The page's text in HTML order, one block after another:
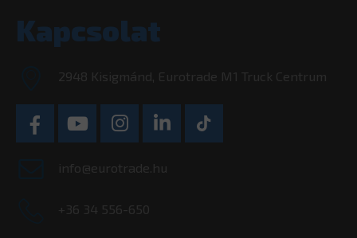
Kapcsolat
2948 Kisigmánd, Eurotrade M1 Truck Centrum
info@eurotrade.hu
+36 34 556-650